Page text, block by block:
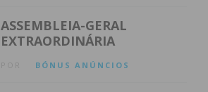
ASSEMBLEIA-GERAL
EXTRAORDINÁRIA
BÓNUS ANÚNCIOS